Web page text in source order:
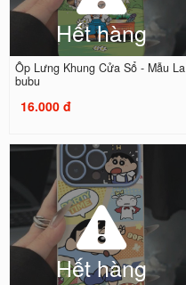
Hết hàng
Ốp Lưng Khung Cửa Sổ - Mẫu La
bubu
16.000 đ
Hết hàng